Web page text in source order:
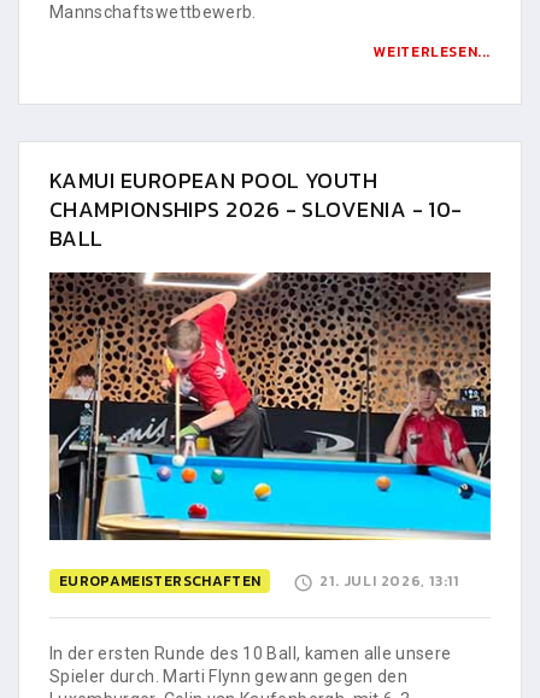
Mannschaftswettbewerb.
WEITERLESEN...
KAMUI EUROPEAN POOL YOUTH
CHAMPIONSHIPS 2026 - SLOVENIA - 10-
BALL
EUROPAMEISTERSCHAFTEN 21. JULI 2026, 13:11
In der ersten Runde des 10 Ball, kamen alle unsere
Spieler durch. Marti Flynn gewann gegen den